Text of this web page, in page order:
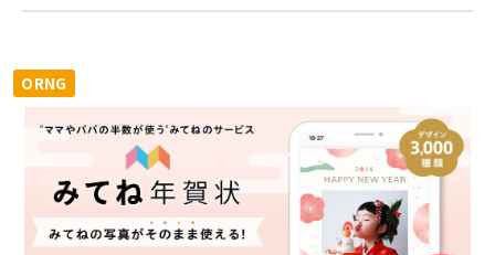
ORNG